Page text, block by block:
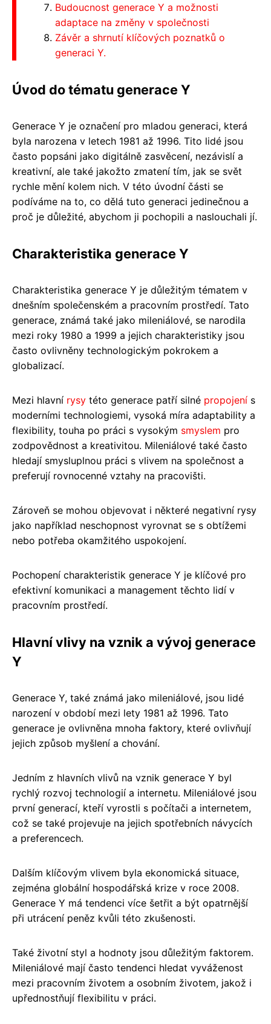
Budoucnost generace Y a možnosti
adaptace na změny v společnosti
Závěr a shrnutí klíčových poznatků o
generaci Y.
Úvod do tématu generace Y
Generace Y je označení pro mladou generaci, která
byla narozena v letech 1981 až 1996. Tito lidé jsou
často popsáni jako digitálně zasvěcení, nezávislí a
kreativní, ale také jakožto zmatení tím, jak se svět
rychle mění kolem nich. V této úvodní části se
podíváme na to, co dělá tuto generaci jedinečnou a
proč je důležité, abychom ji pochopili a naslouchali jí.
Charakteristika generace Y
Charakteristika generace Y je důležitým tématem v
dnešním společenském a pracovním prostředí. Tato
generace, známá také jako mileniálové, se narodila
mezi roky 1980 a 1999 a jejich charakteristiky jsou
často ovlivněny technologickým pokrokem a
globalizací.
Mezi hlavní rysy této generace patří silné propojení s
moderními technologiemi, vysoká míra adaptability a
flexibility, touha po práci s vysokým smyslem pro
zodpovědnost a kreativitou. Mileniálové také často
hledají smysluplnou práci s vlivem na společnost a
preferují rovnocenné vztahy na pracovišti.
Zároveň se mohou objevovat i některé negativní rysy
jako například neschopnost vyrovnat se s obtížemi
nebo potřeba okamžitého uspokojení.
Pochopení charakteristik generace Y je klíčové pro
efektivní komunikaci a management těchto lidí v
pracovním prostředí.
Hlavní vlivy na vznik a vývoj generace
Y
Generace Y, také známá jako mileniálové, jsou lidé
narození v období mezi lety 1981 až 1996. Tato
generace je ovlivněna mnoha faktory, které ovlivňují
jejich způsob myšlení a chování.
Jedním z hlavních vlivů na vznik generace Y byl
rychlý rozvoj technologií a internetu. Mileniálové jsou
první generací, kteří vyrostli s počítači a internetem,
což se také projevuje na jejich spotřebních návycích
a preferencech.
Dalším klíčovým vlivem byla ekonomická situace,
zejména globální hospodářská krize v roce 2008.
Generace Y má tendenci více šetřit a být opatrnější
při utrácení peněz kvůli této zkušenosti.
Také životní styl a hodnoty jsou důležitým faktorem.
Mileniálové mají často tendenci hledat vyváženost
mezi pracovním životem a osobním životem, jakož i
upřednostňují flexibilitu v práci.